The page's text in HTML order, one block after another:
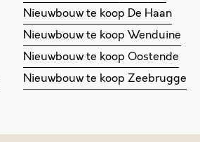
Nieuwbouw te koop De Haan
Nieuwbouw te koop Wenduine
Nieuwbouw te koop Oostende
Nieuwbouw te koop Zeebrugge